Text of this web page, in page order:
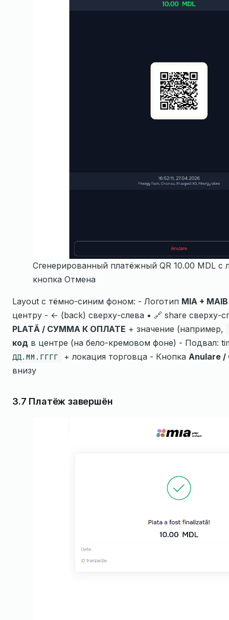
Сгенерированный платёжный QR 10.00 MDL с
кнопка Отмена
Layout с тёмно-синим фоном: - Логотип MIA + MAIB
центру - ← (back) сверху-слева • 🔗 share сверху-
PLATĂ / СУММА К ОПЛАТЕ + значение (например,
код в центре (на бело-кремовом фоне) - Подвал:
ДД.ММ.ГГГГ + локация торговца - Кнопка Anulare
внизу
3.7 Платёж завершён